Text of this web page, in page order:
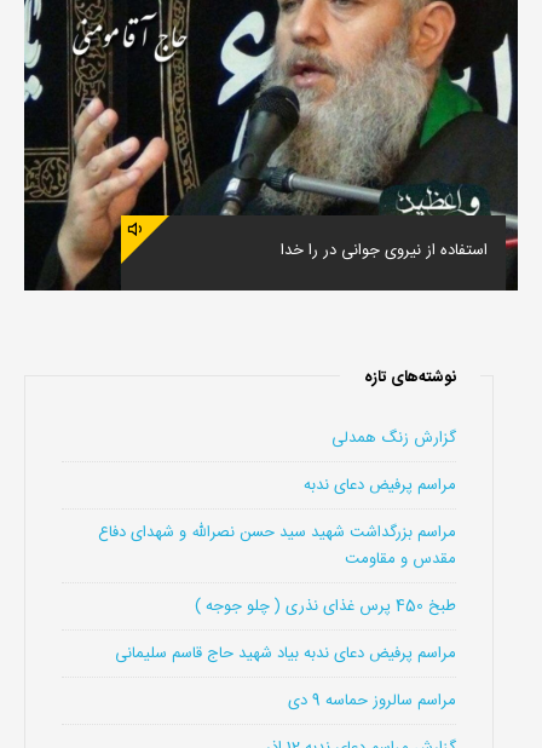
استفاده از نیروی جوانی در را خدا
نوشته‌های تازه
گزارش زنگ همدلی
مراسم پرفیض دعای ندبه
مراسم بزرگداشت شهید سید حسن نصرالله و شهدای دفاع
مقدس و مقاومت
طبخ 450 پرس غذای نذری ( چلو جوجه )
مراسم پرفیض دعای ندبه بیاد شهید حاج قاسم سلیمانی
مراسم سالروز حماسه 9 دی